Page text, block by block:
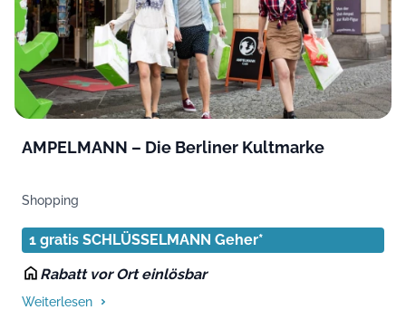
AMPELMANN – Die Berliner Kultmarke
Shopping
1 gratis SCHLÜSSELMANN Geher*
Rabatt vor Ort einlösbar
Weiterlesen